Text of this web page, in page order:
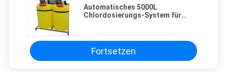
Automatisches 5000L
Chlordosierungs-System für
Fortsetzen